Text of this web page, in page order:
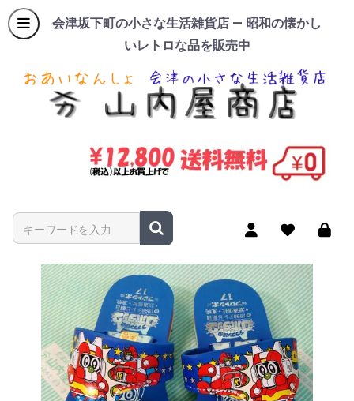
会津坂下町の小さな生活雑貨店 — 昭和の懐かし
いレトロな品を販売中
商品名やキーワードを入力